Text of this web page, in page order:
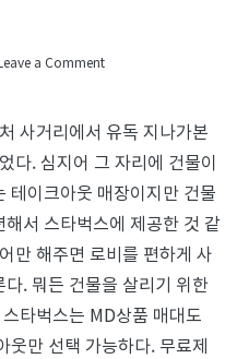
a Commenton
스
타
벅
스
사거리에서 유독 지나가본
다. 심지어 그 자리에 건물이
테이크아웃 매장이지만 건물
서 스타벅스에 제공한 것 같
만 해주면 로비를 편하게 사
. 뭐든 건물을 살리기 위한
타벅스는 MD상품 매대도
웃만 선택 가능하다. 무료제